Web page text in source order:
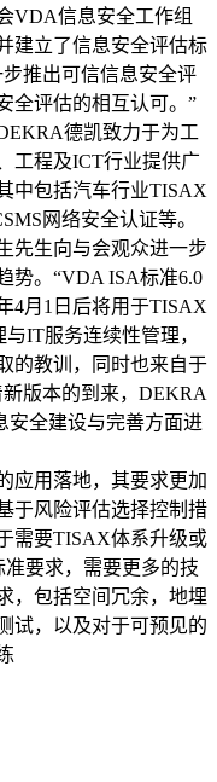
VDA信息安全工作组
建立了信息安全评估标
推出可信信息安全评
全评估的相互认可。”
德凯致力于为工
工程及ICT行业提供广
中包括汽车行业TISAX
网络安全认证等。
先生向与会观众进一步
势。“VDA ISA标准6.0
4月1日后将用于TISAX
IT服务连续性管理，
的教训，同时也来自于
版本的到来，DEKRA
安全建设与完善方面进
应用落地，其要求更加
于风险评估选择控制措
需要TISAX体系升级或
要求，需要更多的技
，包括空间冗余，地埋
试，以及对于可预见的